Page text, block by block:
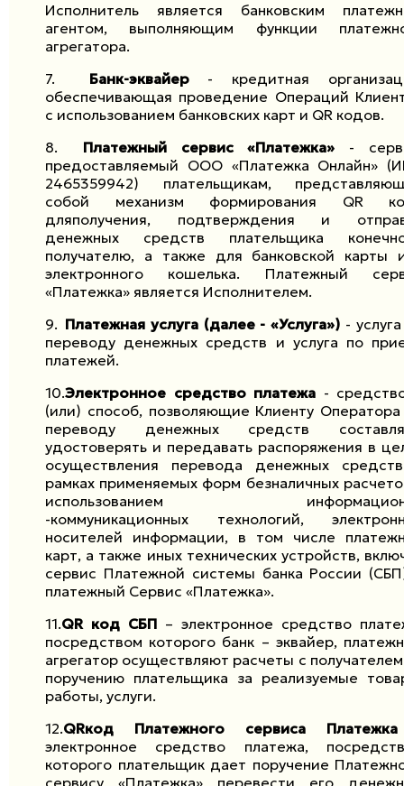
Исполнитель является банковским
агентом, выполняющим функции
агрегатора.
7.
Банк-эквайер - кредитная
обеспечивающая проведение Операций
с использованием банковских карт и QR кодов.
8.
Платежный сервис «Платежка» -
предоставляемый ООО «Платежка Онлайн»
2465359942) плательщикам,
собой механизм формирования QR
дляполучения, подтверждения и
денежных средств плательщика
получателю, а также для банковской карты
электронного кошелька. Платежный
«Платежка» является Исполнителем.
9. Платежная услуга (далее - «Услуга») -
переводу денежных средств и услуга по
платежей.
10.Электронное средство платежа -
(или) способ, позволяющие Клиенту
переводу денежных средств
удостоверять и передавать распоряжения в
осуществления перевода денежных
рамках применяемых форм безналичных
использованием
-коммуникационных технологий,
носителей информации, в том числе
карт, а также иных технических устройств,
сервис Платежной системы банка России
платежный Сервис «Платежка».
11.QRкод СБП – электронное средство
посредством которого банк – эквайер,
агрегатор осуществляют расчеты с
поручению плательщика за реализуемые
работы, услуги.
12.QRкод Платежного сервиса
электронное средство платежа,
которого плательщик дает поручение